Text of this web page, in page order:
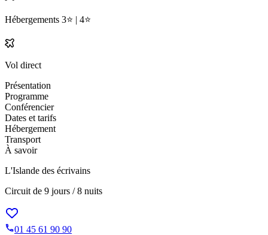
Hébergements 3⭐️ | 4⭐️
Vol direct
Présentation
Programme
Conférencier
Dates et tarifs
Hébergement
Transport
À savoir
L'Islande des écrivains
Circuit de 9 jours / 8 nuits
01 45 61 90 90